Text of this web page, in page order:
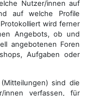
Nutzer/innen auf
auf welche Profile
wird ferner
Angebots, ob und
angebotenen Foren
Aufgaben oder
sind die
verfassen, für